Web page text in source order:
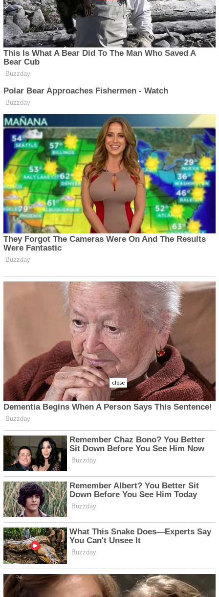
close